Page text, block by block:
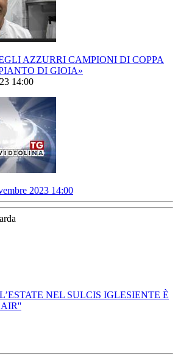
AZZURRI CAMPIONI DI COPPA
DI GIOIA»
14:00
2023 14:00
NEL SULCIS IGLESIENTE È
AIR''